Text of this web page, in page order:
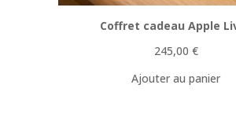
Coffret cadeau Apple
245,00 €
Ajouter au panier